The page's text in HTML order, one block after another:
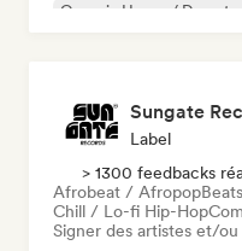
Organic House /
Sungate
Label
> 1300 feedbacks
Afrobeat / Afropop
Chill / Lo-fi Hip-Hop
Signer des artistes et/